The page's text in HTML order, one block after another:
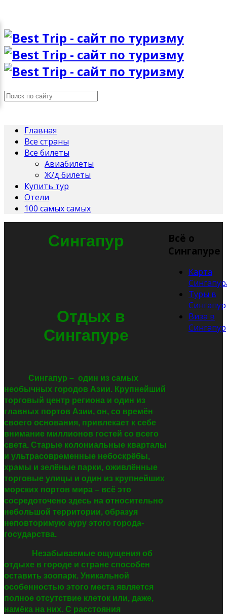
Главная
Все страны
Все билеты
Авиабилеты
Ж/д билеты
Купить тур
Отели
100 самых самых
Сингапур
Отдых в
Сингапуре
Сингапур – один из самых
необычных городов Азии. Крупнейший
торговый центр региона и один из
главных портов Азии, он, со времён
своего основания, привлекает к себе
внимание миллионов гостей со всего
света. Старые колониальные кварталы
и ультрасовременные небоскрёбы,
храмы и зелёные парки, оживлённые
торговые улицы и один из крупнейших
морских портов мира – всё это
сосредоточено здесь на относительно
небольшой территории, образуя
неповторимую ауру этого города-
государства.
Незабываемые ощущения об
отдыхе в городе и стране способен
оставить зоопарк. Уникальной
особенностью этого места является
полное отсутствие клеток или, даже,
намёка на них. С расстояния
Всё о
Сингапуре
Карта
Туры в
Сингапур
Виза в
Сингапур